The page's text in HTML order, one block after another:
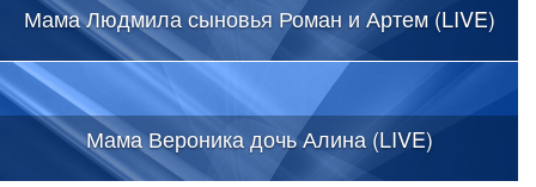
Мама Людмила сыновья Роман и Артем (LIVE)
Мама Вероника дочь Алина (LIVE)